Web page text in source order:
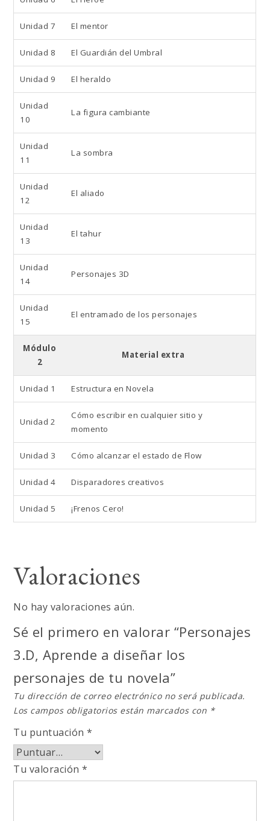
Unidad 7 El mentor
Unidad 8 El Guardián del Umbral
Unidad 9 El heraldo
Unidad
10
La figura cambiante
Unidad
11
La sombra
Unidad
12
El aliado
Unidad
13
El tahur
Unidad
14
Personajes 3D
Unidad
15
El entramado de los personajes
Módulo
2
Material extra
Unidad 1 Estructura en Novela
Unidad 2
Cómo escribir en cualquier sitio y
momento
Unidad 3 Cómo alcanzar el estado de Flow
Unidad 4 Disparadores creativos
Unidad 5 ¡Frenos Cero!
Valoraciones
No hay valoraciones aún.
Sé el primero en valorar “Personajes
3.D, Aprende a diseñar los
personajes de tu novela”
Tu dirección de correo electrónico no será publicada.
Los campos obligatorios están marcados con *
Tu puntuación*
Tu valoración*